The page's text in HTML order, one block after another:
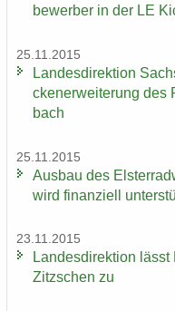
be­wer­ber in der LE
25.11.2015
Lan­des­di­rek­ti­on
cken­er­wei­te­rung des
bach
25.11.2015
Aus­bau des
wird fi­nan­zi­ell
23.11.2015
Lan­des­di­rek­ti­on
Zitz­schen zu